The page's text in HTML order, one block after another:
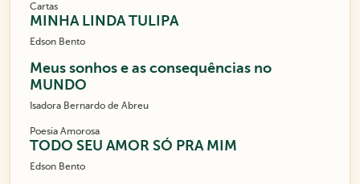
Cartas
MINHA LINDA TULIPA
Edson Bento
Meus sonhos e as consequências no
MUNDO
Isadora Bernardo de Abreu
Poesia Amorosa
TODO SEU AMOR SÓ PRA MIM
Edson Bento